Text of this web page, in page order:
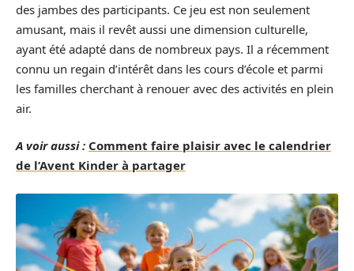
des jambes des participants. Ce jeu est non seulement
amusant, mais il revêt aussi une dimension culturelle,
ayant été adapté dans de nombreux pays. Il a récemment
connu un regain d’intérêt dans les cours d’école et parmi
les familles cherchant à renouer avec des activités en plein
air.
A voir aussi : Comment faire plaisir avec le calendrier
de l’Avent Kinder à partager